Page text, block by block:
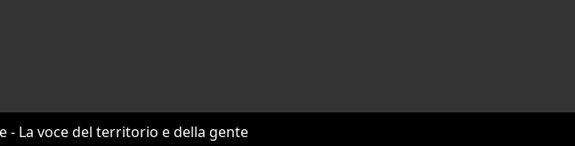
- La voce del territorio e della gente